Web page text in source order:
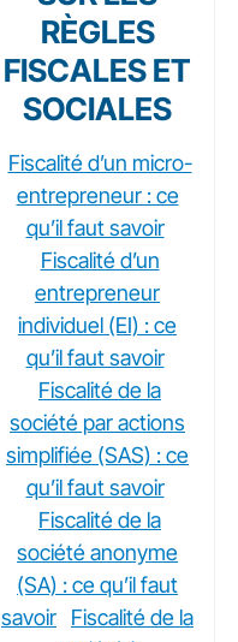
RÈGLES
FISCALES ET
SOCIALES
Fiscalité d’un micro-
entrepreneur : ce
qu’il faut savoir
Fiscalité d’un
entrepreneur
individuel (EI) : ce
qu’il faut savoir
Fiscalité de la
société par actions
simplifiée (SAS) : ce
qu’il faut savoir
Fiscalité de la
société anonyme
(SA) : ce qu’il faut
savoir
Fiscalité de la